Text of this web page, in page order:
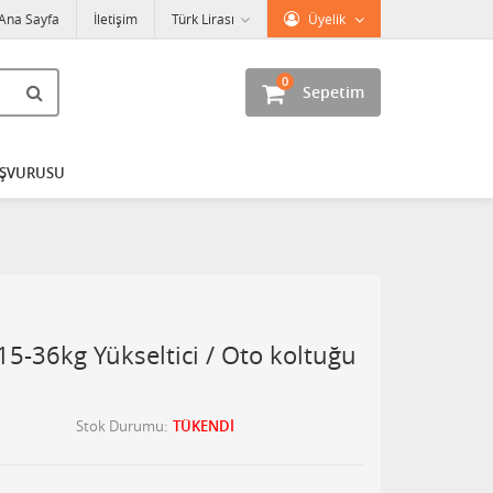
Üyelik
Türk Lirası
Sayfa İletişim
Sepetim
0
36kg Yükseltici / Oto koltuğu
Stok Durumu TÜKENDİ